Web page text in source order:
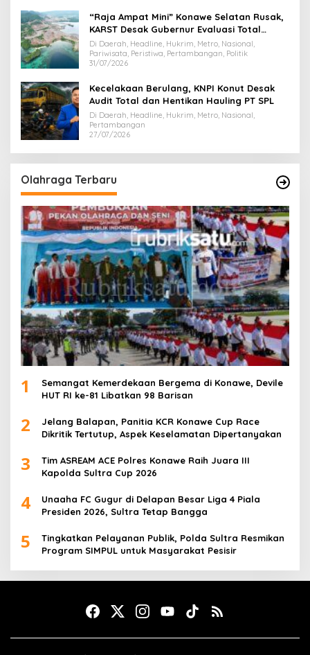
“Raja Ampat Mini” Konawe Selatan Rusak,
KARST Desak Gubernur Evaluasi Total
Dispar Sultra
Di Daerah, Headline, Hukrim, Metro, Nasional,
Pariwisata, Peristiwa, Pertambangan, Politik
31/07/2026
Kecelakaan Berulang, KNPI Konut Desak
Audit Total dan Hentikan Hauling PT SPL
Di Daerah, Headline, Hukrim, Metro, Nasional,
Pertambangan
27/07/2026
Olahraga Terbaru
1
Semangat Kemerdekaan Bergema di Konawe, Devile
HUT RI ke-81 Libatkan 98 Barisan
2
Jelang Balapan, Panitia KCR Konawe Cup Race
Dikritik Tertutup, Aspek Keselamatan Dipertanyakan
3
Tim ASREAM ACE Polres Konawe Raih Juara III
Kapolda Sultra Cup 2026
4
Unaaha FC Gugur di Delapan Besar Liga 4 Piala
Presiden 2026, Sultra Tetap Bangga
5
Tingkatkan Pelayanan Publik, Polda Sultra Resmikan
Program SIMPUL untuk Masyarakat Pesisir